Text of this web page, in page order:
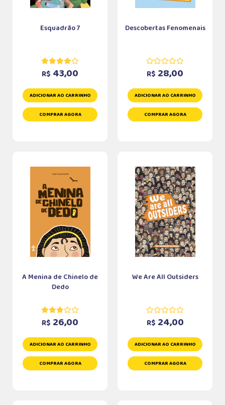
Esquadrão 7
R$ 43,00
ADICIONAR AO CARRINHO
COMPRAR AGORA
Descobertas Fenomenais
R$ 28,00
ADICIONAR AO CARRINHO
COMPRAR AGORA
A Menina de Chinelo de
Dedo
R$ 26,00
ADICIONAR AO CARRINHO
COMPRAR AGORA
We Are All Outsiders
R$ 24,00
ADICIONAR AO CARRINHO
COMPRAR AGORA